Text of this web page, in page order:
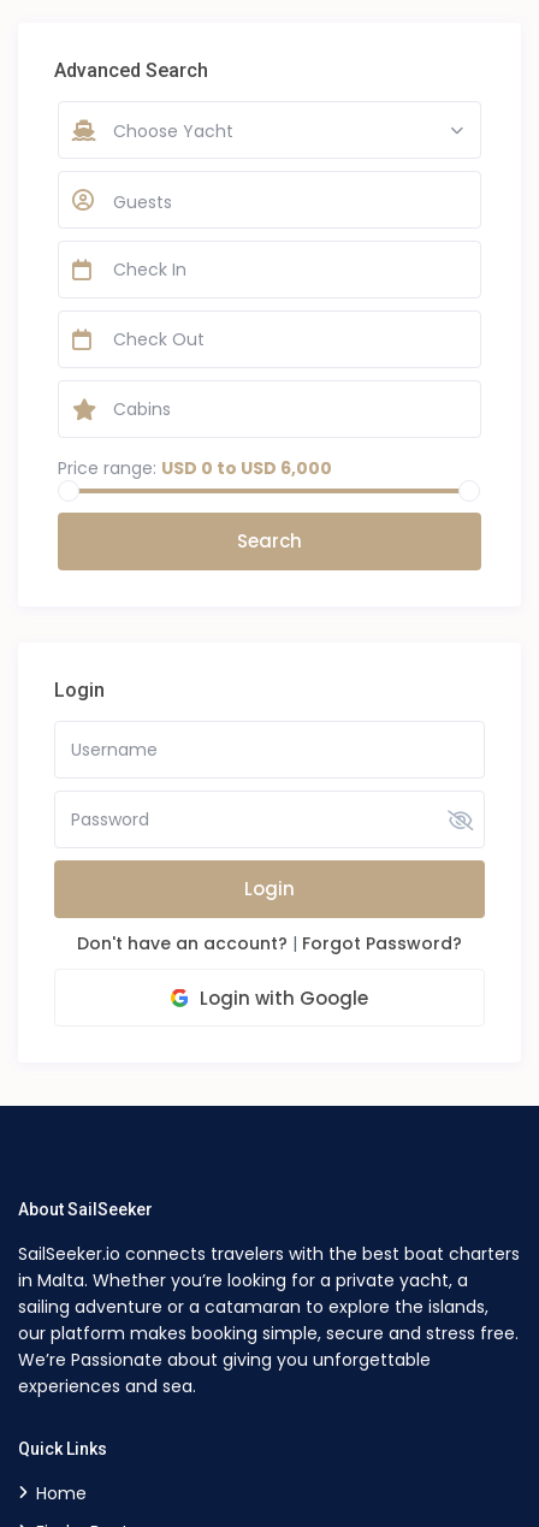
Advanced Search
Choose Yacht
Guests
Price range: USD 0 to USD 6,000
Login
Login
Don't have an account? | Forgot Password?
Login with Google
About SailSeeker
SailSeeker.io connects travelers with the best boat charters
in Malta. Whether you’re looking for a private yacht, a
sailing adventure or a catamaran to explore the islands,
our platform makes booking simple, secure and stress free.
We’re Passionate about giving you unforgettable
experiences and sea.
Quick Links
Home